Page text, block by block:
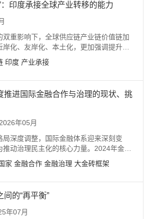
，达到创历史纪录的高点。财政支
出大幅增长。中央政府债务规模逐步扩
因素包括全球经济复苏进程、国际原油和
波动、全球贸易和需求状况、地缘政治局
，内部因素包括最终消费支出、政府资
2023～2024财年印度实际GDP增长率为
财年仍为6.4%左右。
：印度承接全球产业转移的能力
双重影响下，全球供应链产业链价值链加
化、友岸化、本土化，更加强调提升弹
提高经济效益、减缓经济冲击、确保经济
新兴国家印度成为全球部分产业链供应
度在产业结构、政府治理、营商环境等方
不仅将阻碍全球部分产业向印度的转
处于全球产业链的中下游，难以实现产业
济转型。
印度 产业承接
推进国际金融合作与治理的现状、挑
2026年05月
局深度调整，国际金融体系迎来深刻变
动治理民主化的核心力量。2024年金砖
大金砖合作迈入机制化深化阶段，成为全
平台。本报告系统梳理了印度依托“经济
等核心瓶颈，提出“夯实国内基础—深化
方网络—防范外部风险”四位一体战略路
家 金融合作 金融治理 大金砖框架
的“再平衡”
年07月